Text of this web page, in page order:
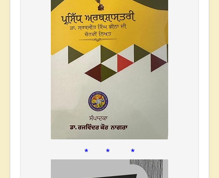
* * *